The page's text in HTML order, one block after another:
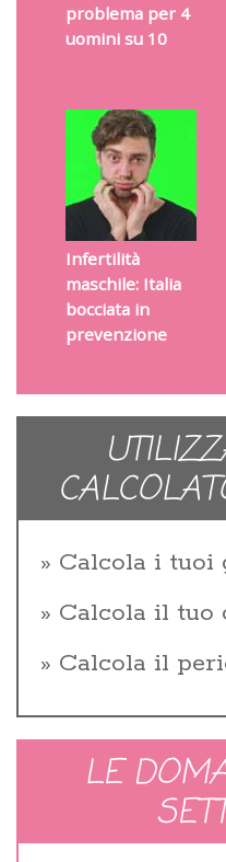
problema per 4
uomini su 10
Infertilità
maschile: Italia
bocciata in
prevenzione
Calcola i
Calcola il tuo
Calcola il
LE